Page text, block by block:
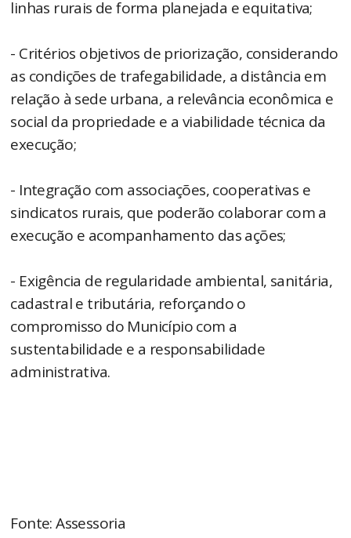
linhas rurais de forma planejada e equitativa;
- Critérios objetivos de priorização, considerando
as condições de trafegabilidade, a distância em
relação à sede urbana, a relevância econômica e
social da propriedade e a viabilidade técnica da
execução;
- Integração com associações, cooperativas e
sindicatos rurais, que poderão colaborar com a
execução e acompanhamento das ações;
- Exigência de regularidade ambiental, sanitária,
cadastral e tributária, reforçando o
compromisso do Município com a
sustentabilidade e a responsabilidade
administrativa.
Fonte: Assessoria